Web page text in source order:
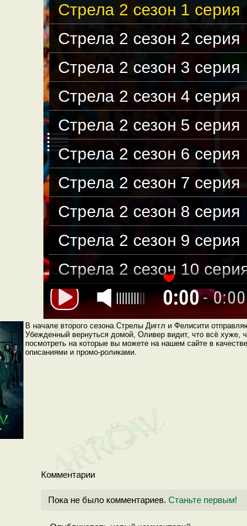
0:00- 0:00
Стрела 2 сезон 1 серия
Стрела 2 сезон 2 серия
Стрела 2 сезон 3 серия
Стрела 2 сезон 4 серия
Стрела 2 сезон 5 серия
Стрела 2 сезон 6 серия
Стрела 2 сезон 7 серия
Стрела 2 сезон 8 серия
Стрела 2 сезон 9 серия
Стрела 2 сезон 10
Стрела 2 сезон 11
Стрела 2 сезон 12
Стрела 2 сезон 13 серия
Стрела 2 сезон 15 серия
Стрела 2 сезон 16 серия
Стрела 2 сезон 17 серия
Стрела 2 сезон 18 серия
В начале второго сезона Стрелы Диггл и Фелисити
Убежденный вернуться домой, Оливер видит, что всё
посмотреть на которые вы можете на нашем сайте в
описаниями и промо-роликами.
Комментарии
Пока не было комментариев. Станьте первым!